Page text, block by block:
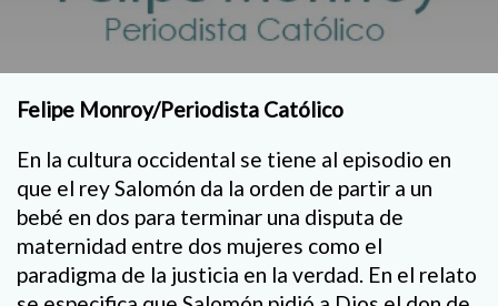
Felipe Monroy/Periodista Católico
En la cultura occidental se tiene al episodio en
que el rey Salomón da la orden de partir a un
bebé en dos para terminar una disputa de
maternidad entre dos mujeres como el
paradigma de la justicia en la verdad. En el relato